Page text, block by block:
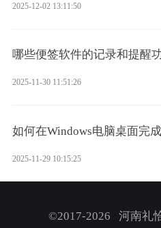
2025-12-02 13:11:50
哪些便签软件的记录和提醒
2025-11-30 11:51:26
如何在Windows电脑桌面完
2025-11-29 10:15:25
©2017-2026 河南礼